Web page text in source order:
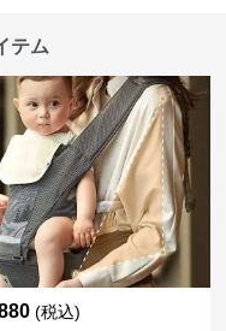
テム
(税込)